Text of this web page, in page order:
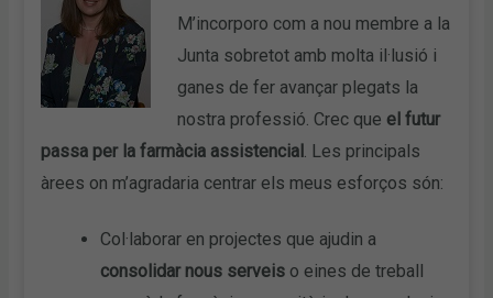
M’incorporo com a nou membre a la
Junta sobretot amb molta il·lusió i
ganes de fer avançar plegats la
nostra professió. Crec que el futur
passa per la farmàcia assistencial . Les principals
àrees on m’agradaria centrar els meus esforços són:
Col·laborar en projectes que ajudin a
consolidar nous serveis o eines de treball